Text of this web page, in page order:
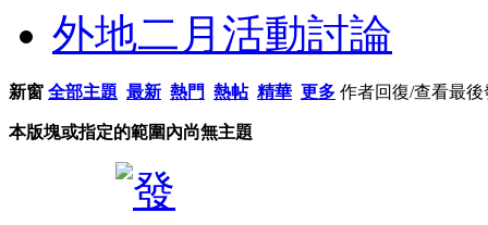
外地二月活動討論
新窗 全部主題 最新 熱門 熱帖 精華 更多 作者回復/查看最後
本版塊或指定的範圍內尚無主題